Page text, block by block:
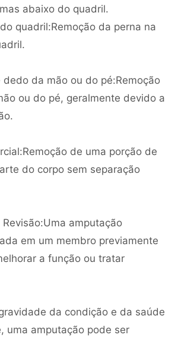
abaixo do quadril.
quadril:Remoção da perna na
da mão ou do pé:Remoção
ou do pé, geralmente devido a
de uma porção de
do corpo sem separação
amputação
em um membro previamente
a função ou tratar
da condição e da saúde
uma amputação pode ser